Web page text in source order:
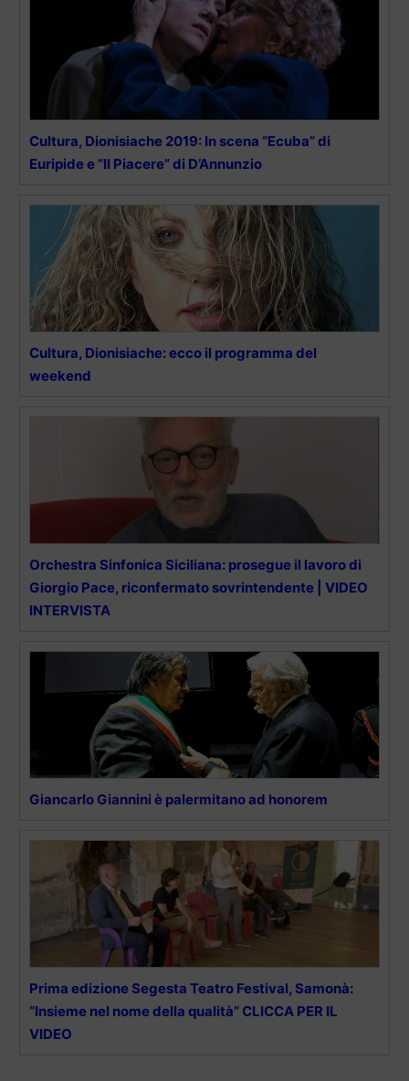
Cultura, Dionisiache 2019: In scena “Ecuba” di
Euripide e “Il Piacere” di D’Annunzio
Cultura, Dionisiache: ecco il programma del
weekend
Orchestra Sinfonica Siciliana: prosegue il lavoro di
Giorgio Pace, riconfermato sovrintendente | VIDEO
INTERVISTA
Giancarlo Giannini è palermitano ad honorem
Prima edizione Segesta Teatro Festival, Samonà:
“Insieme nel nome della qualità” CLICCA PER IL
VIDEO